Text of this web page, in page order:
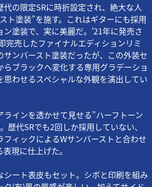
代の限定SRに時折設定され、絶大な人
ト塗装”を施す。これはギターにも採用
塗装で、実に美麗だ。’21年に発売さ
完売したファイナルエディションリミ
サンバースト塗装だったが、この外装セ
らブラックへ変化する専用グラデーショ
思わせるスペシャルな外観を演出してい
ラインを透かせて見せる”ハーフトーン
歴代SRでも2回しか採用していない、
ィックによるWサンバーストと合わせ
現に仕上げた。
シート表皮もセット。シボと印刷を組み